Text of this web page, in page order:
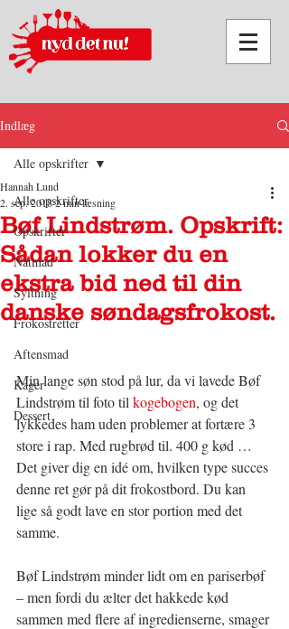
Indlæg
Alle opskrifter
Opskrifter
Natmad
Syltning
Frokostretter
Aftensmad
Kager
Dessert
Alle opskrifter
Bøf Lindstrøm. Opskrift:
Sådan lokker du en
ekstra bid ned til din
danske søndagsfrokost.
Hannah Lund
2. sep. 20182 min læsning
Min lange søn stod på lur, da vi lavede Bøf
Lindstrøm til foto til kogebogen, og det
lykkedes ham uden problemer at fortære 3
store i rap. Med rugbrød til. 400 g kød …
Det giver dig en idé om, hvilken type succes
denne ret gør på dit frokostbord. Du kan
lige så godt lave en stor portion med det
samme.
Bøf Lindstrøm minder lidt om en pariserbøf
– men fordi du ælter det hakkede kød
sammen med flere af ingredienserne, smager